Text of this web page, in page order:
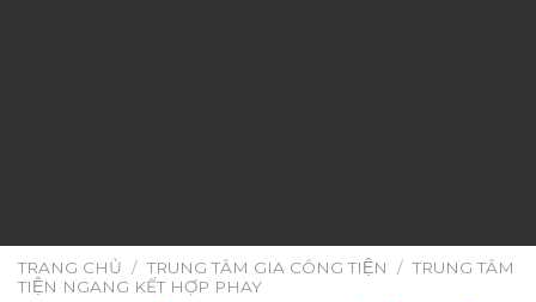
TRANG CHỦ / TRUNG TÂM GIA CÔNG TIỆN / TRUNG TÂM
TIỆN NGANG KẾT HỢP PHAY